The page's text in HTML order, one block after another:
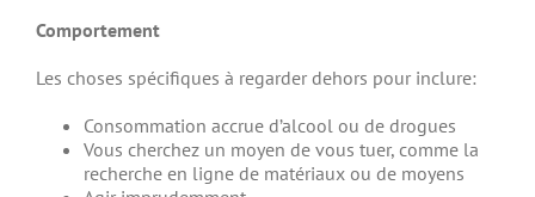
Comportement
Les choses spécifiques à regarder dehors pour inclure:
Consommation accrue d’alcool ou de drogues
Vous cherchez un moyen de vous tuer, comme la
recherche en ligne de matériaux ou de moyens